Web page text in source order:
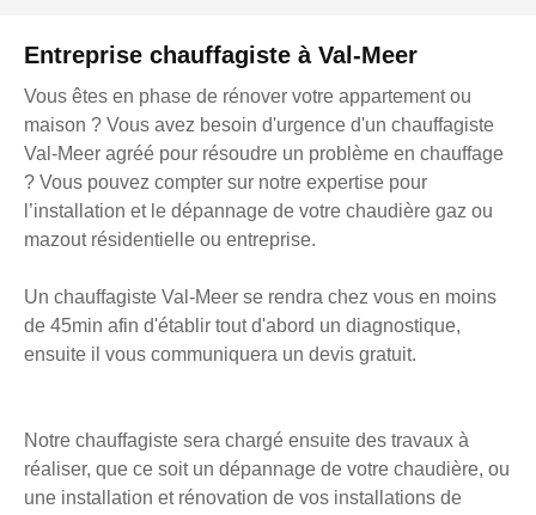
Entreprise chauffagiste à Val-Meer
Vous êtes en phase de rénover votre appartement ou
maison ? Vous avez besoin d'urgence d'un chauffagiste
Val-Meer agréé pour résoudre un problème en chauffage
? Vous pouvez compter sur notre expertise pour
l’installation et le dépannage de votre chaudière gaz ou
mazout résidentielle ou entreprise.
Un chauffagiste Val-Meer se rendra chez vous en moins
de 45min afin d'établir tout d'abord un diagnostique,
ensuite il vous communiquera un devis gratuit.
Notre chauffagiste sera chargé ensuite des travaux à
réaliser, que ce soit un dépannage de votre chaudière, ou
une installation et rénovation de vos installations de